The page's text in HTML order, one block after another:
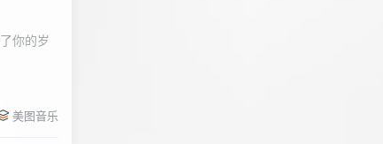
你的岁
美图音乐